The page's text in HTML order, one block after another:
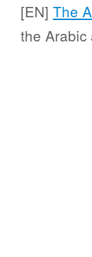
[EN] The
the Arabic